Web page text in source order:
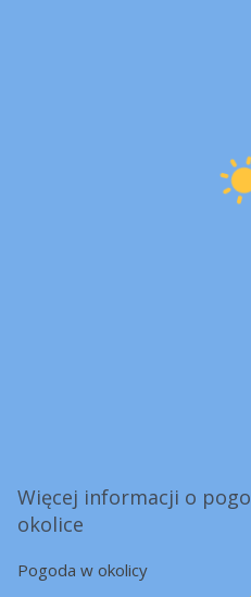
Więcej informacji o
okolice
Pogoda w okolicy